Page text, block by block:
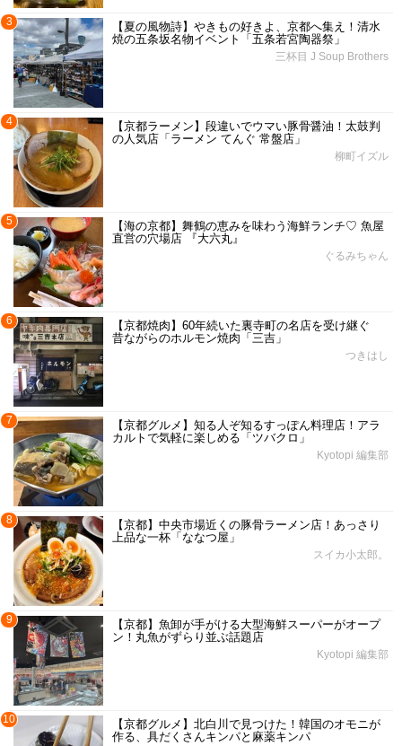
3
【夏の風物詩】やきもの好きよ、京都へ集え！清水
焼の五条坂名物イベント「五条若宮陶器祭」
三杯目 J Soup Brothers
4
【京都ラーメン】段違いでウマい豚骨醤油！太鼓判
の人気店「ラーメン てんぐ 常盤店」
柳町イズル
5
【海の京都】舞鶴の恵みを味わう海鮮ランチ♡ 魚屋
直営の穴場店 『大六丸』
ぐるみちゃん
6
【京都焼肉】60年続いた裏寺町の名店を受け継ぐ
昔ながらのホルモン焼肉「三吉」
つきはし
7
【京都グルメ】知る人ぞ知るすっぽん料理店！アラ
カルトで気軽に楽しめる「ツバクロ」
Kyotopi 編集部
8
【京都】中央市場近くの豚骨ラーメン店！あっさり
上品な一杯「ななつ屋」
スイカ小太郎。
9
【京都】魚卸が手がける大型海鮮スーパーがオープ
ン！丸魚がずらり並ぶ話題店
Kyotopi 編集部
10
【京都グルメ】北白川で見つけた！韓国のオモニが
作る、具だくさんキンパと麻薬キンパ